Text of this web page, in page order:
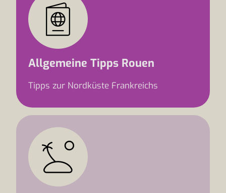
Allgemeine Tipps Rouen
Tipps zur Nordküste Frankreichs